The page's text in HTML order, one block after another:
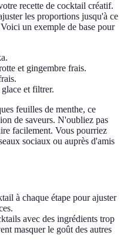
recette de cocktail créatif.
les proportions jusqu'à ce
un exemple de base pour
et gingembre frais.
et filtrer.
feuilles de menthe, ce
de saveurs. N'oubliez pas
facilement. Vous pourriez
sociaux ou auprès d'amis
à chaque étape pour ajuster
avec des ingrédients trop
masquer le goût des autres